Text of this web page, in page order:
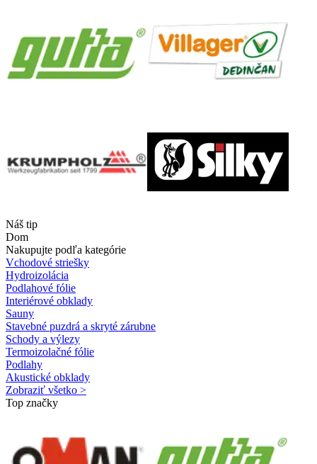
Náš tip
Dom
Nakupujte podľa kategórie
Vchodové striešky
Hydroizolácia
Podlahové fólie
Interiérové obklady
Sauny
Stavebné puzdrá a skryté zárubne
Schody a výlezy
Termoizolačné fólie
Podlahy
Akustické obklady
Zobraziť všetko >
Top značky